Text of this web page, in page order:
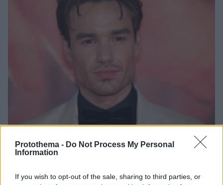
Protothema - Do Not Process My Personal
Information
If you wish to opt-out of the sale, sharing to third parties, or